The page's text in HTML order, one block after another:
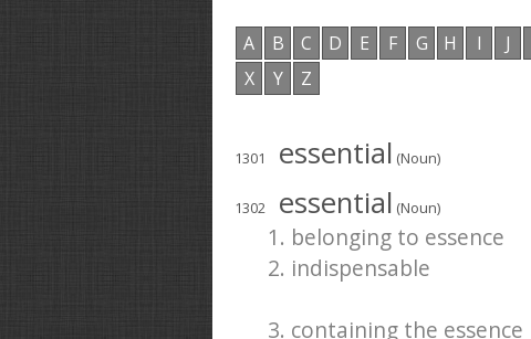
A B C D E F G H I J
X
Y Z
1301 essential (Noun)
1302 essential (Noun)
1. belonging to essence
2. indispensable
3. containing the essence